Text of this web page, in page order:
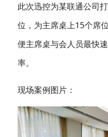
此次迅控为某联通公司
位，为主席桌上15个席
便主席桌与会人员最快
率。
现场案例图片：